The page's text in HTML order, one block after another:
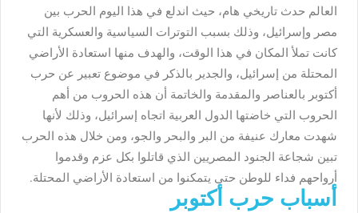
العالم حدث تاريخي هام، حيث اندلع في هذا اليوم الحرب بين
مصر وإسرائيل، وذلك بسبب التوترات السياسية والعسكرية التي
كانت تملأ المكان في هذا الوقت، والهدف منها استعادة الأراضي
المحتلة من إسرائيل، والجدير بالذكر في موضوع تعبير عن حرب
أكتوبر بالعناصر والمقدمة والخاتمة أن هذه الحروب من أهم
الحروب التي خاضتها الدول العربية اتجاه إسرائيل، وذلك لأنها
شهدت معارك عنيفة من البر والبحر والجو، ومن خلال هذه الحرب
تبين شجاعة الجنود المصريين الذي قاتلوا بكل عزم وقدموا
أرواحهم فداء للوطن حتى يتمكنوا من استعادة الأراضي المحتلة.
أسباب حرب أكتوبر